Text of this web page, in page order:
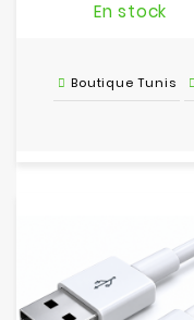
En stock
Boutique Tunis